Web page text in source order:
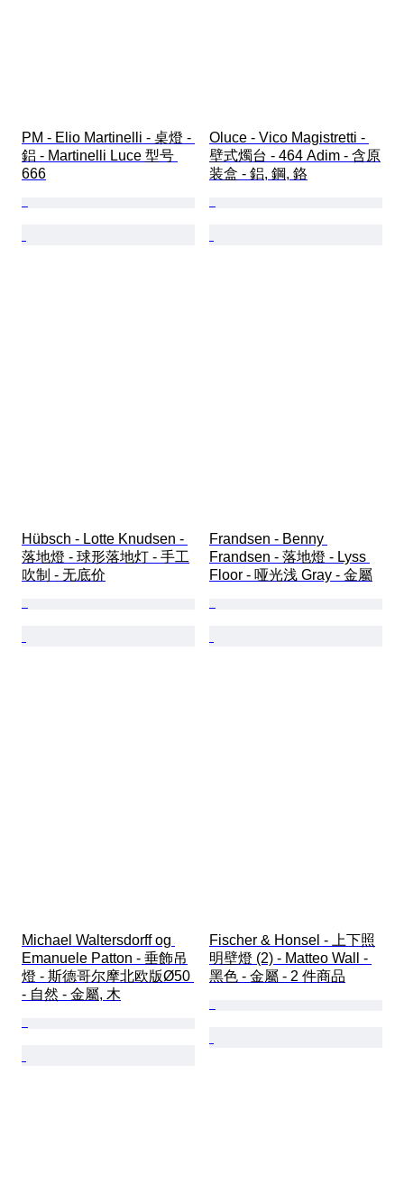
PM - Elio Martinelli - 桌燈 -
鋁 - Martinelli Luce 型号
666
Oluce - Vico Magistretti -
壁式燭台 - 464 Adim - 含原
装盒 - 鋁, 鋼, 鉻
Hübsch - Lotte Knudsen -
落地燈 - 球形落地灯 - 手工
吹制 - 无底价
Frandsen - Benny
Frandsen - 落地燈 - Lyss
Floor - 哑光浅 Gray - 金屬
Michael Waltersdorff og
Emanuele Patton - 垂飾吊
燈 - 斯德哥尔摩北欧版Ø50
- 自然 - 金屬, 木
Fischer & Honsel - 上下照
明壁燈 (2) - Matteo Wall -
黑色 - 金屬 - 2 件商品